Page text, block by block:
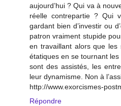
aujourd’hui ? Qui va à
réelle contrepartie ? Qui
gardant bien d’investir ou
patron vraiment stupide
en travaillant alors que les
étatiques en se tournant
sont des assistés, les
leur dynamisme. Non à
http://www.exorcismes-
Répondre